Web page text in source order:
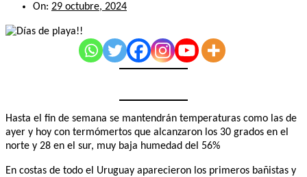
On: 29 octubre, 2024
Hasta el fin de semana se mantendrán temperaturas como las de
ayer y hoy con termómertos que alcanzaron los 30 grados en el
norte y 28 en el sur, muy baja humedad del 56%
En costas de todo el Uruguay aparecieron los primeros bañistas y